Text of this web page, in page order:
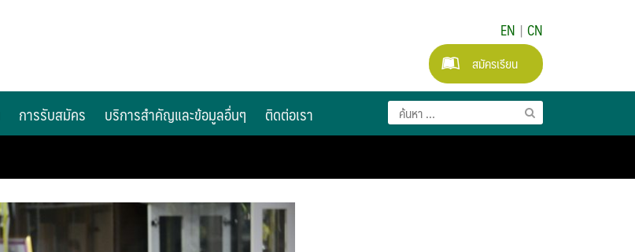
EN | CN
สมัครเรียน
การรับสมัคร บริการสำคัญและข้อมูลอื่นๆ ติดต่อเรา